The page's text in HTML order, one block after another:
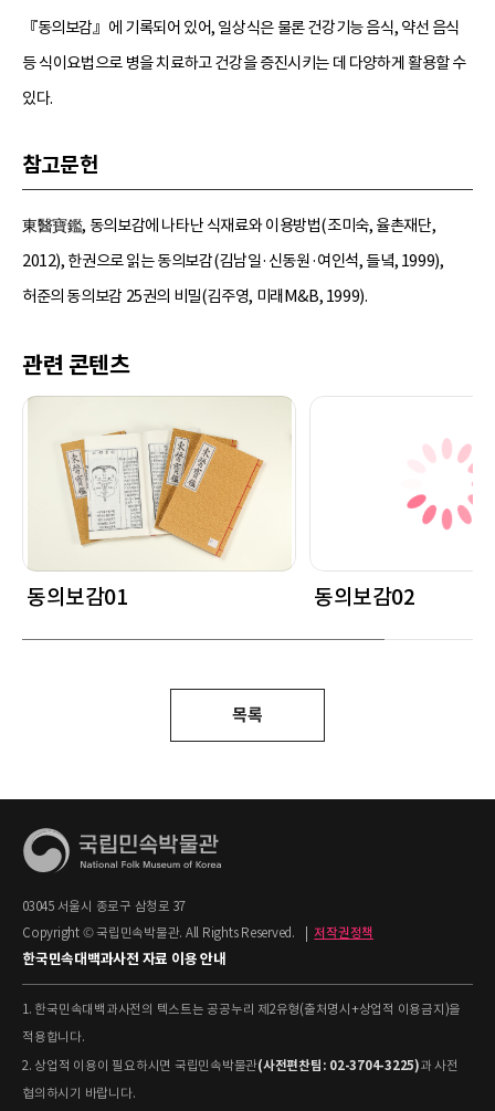
『동의보감』에 기록되어 있어, 일상식은 물론 건강기능 음식, 약선 음식
등 식이요법으로 병을 치료하고 건강을 증진시키는 데 다양하게 활용할 수
있다.
참고문헌
東醫寶鑑, 동의보감에 나타난 식재료와 이용방법(조미숙, 율촌재단,
2012), 한권으로 읽는 동의보감(김남일·신동원·여인석, 들녘, 1999),
허준의 동의보감 25권의 비밀(김주영, 미래M&B, 1999).
관련 콘텐츠
동의보감01 동의보감02
목록
03045 서울시 종로구 삼청로 37
Copyright © 국립민속박물관. All Rights Reserved.
저작권정책
한국민속대백과사전 자료 이용 안내
1. 한국민속대백과사전의 텍스트는 공공누리 제2유형(출처명시+상업적 이용금지)을
적용합니다.
2. 상업적 이용이 필요하시면 국립민속박물관(사전편찬팀: 02-3704-3225)과 사전
협의하시기 바랍니다.